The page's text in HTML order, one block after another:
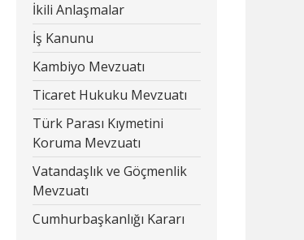
İkili Anlaşmalar
İş Kanunu
Kambiyo Mevzuatı
Ticaret Hukuku Mevzuatı
Türk Parası Kıymetini
Koruma Mevzuatı
Vatandaşlık ve Göçmenlik
Mevzuatı
Cumhurbaşkanlığı Kararı